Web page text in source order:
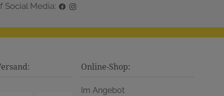
Social Media:
Online-Shop:
Im Angebot